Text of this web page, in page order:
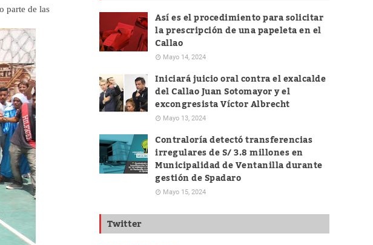
parte de las
Así es el procedimiento para solicitar
la prescripción de una papeleta en el
Callao
Mayo 14, 2024
Iniciará juicio oral contra el exalcalde
del Callao Juan Sotomayor y el
excongresista Víctor Albrecht
Mayo 13, 2024
Contraloría detectó transferencias
irregulares de S/ 3.8 millones en
Municipalidad de Ventanilla durante
gestión de Spadaro
Mayo 15, 2024
Twitter